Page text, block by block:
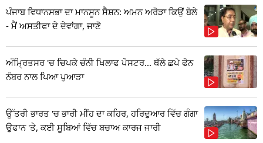
ਪੰਜਾਬ ਵਿਧਾਨਸਭਾ ਦਾ ਮਾਨਸੂਨ ਸੈਸ਼ਨ: ਅਮਨ ਅਰੋੜਾ ਕਿਉਂ ਬੋਲੇ
- ਮੈਂ ਅਸਤੀਫਾ ਦੇ ਦੇਵਾਂਗਾ, ਜਾਣੋ
ਅੰਮ੍ਰਿਤਸਰ 'ਚ ਚਿਪਕੇ ਚੰਨੀ ਖਿਲਾਫ ਪੋਸਟਰ... ਥੱਲੇ ਛਪੇ ਫੋਨ
ਨੰਬਰ ਨਾਲ ਪਿਆ ਪੁਆੜਾ
ਉੱਤਰੀ ਭਾਰਤ 'ਚ ਭਾਰੀ ਮੀਂਹ ਦਾ ਕਹਿਰ, ਹਰਿਦੁਆਰ ਵਿੱਚ ਗੰਗਾ
ਉਫਾਨ 'ਤੇ, ਕਈ ਸੂਬਿਆਂ ਵਿੱਚ ਬਚਾਅ ਕਾਰਜ ਜਾਰੀ